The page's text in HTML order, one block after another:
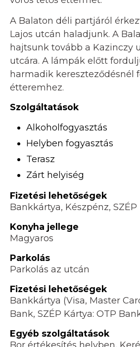
A Balaton déli partjáról
Lajos utcán haladjunk. A
hajtsunk tovább a Kazinczy
utcára. A lámpák előtt
harmadik kereszteződésnél
étteremhez.
Szolgáltatások
Alkoholfogyasztás
Helyben fogyasztás
Terasz
Zárt helyiség
Fizetési lehetőségek
Bankkártya, Készpénz, SZÉP
Konyha jellege
Magyaros
Parkolás
Parkolás az utcán
Fizetési lehetőségek
Bankkártya (Visa, Master
Bank, SZÉP Kártya: OTP
Egyéb szolgáltatások